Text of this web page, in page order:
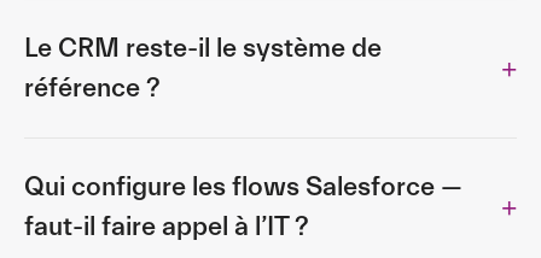
Le CRM reste-il le système de
référence ?
Qui configure les flows Salesforce —
faut-il faire appel à l’IT ?